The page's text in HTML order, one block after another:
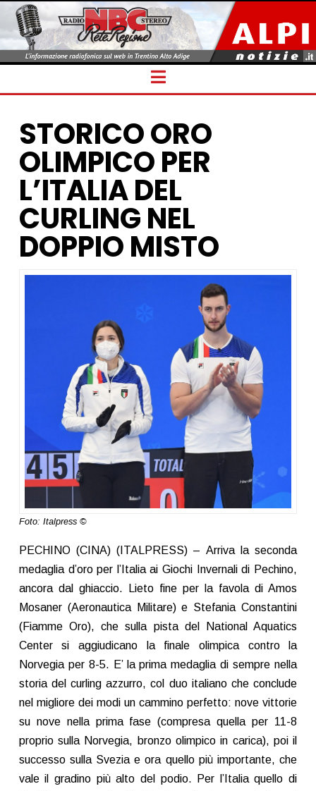
Navigation
STORICO ORO
OLIMPICO PER
L’ITALIA DEL
CURLING NEL
DOPPIO MISTO
Foto: Italpress ©
PECHINO (CINA) (ITALPRESS) – Arriva la seconda
medaglia d’oro per l’Italia ai Giochi Invernali di Pechino,
ancora dal ghiaccio. Lieto fine per la favola di Amos
Mosaner (Aeronautica Militare) e Stefania Constantini
(Fiamme Oro), che sulla pista del National Aquatics
Center si aggiudicano la finale olimpica contro la
Norvegia per 8-5. E’ la prima medaglia di sempre nella
storia del curling azzurro, col duo italiano che conclude
nel migliore dei modi un cammino perfetto: nove vittorie
su nove nella prima fase (compresa quella per 11-8
proprio sulla Norvegia, bronzo olimpico in carica), poi il
successo sulla Svezia e ora quello più importante, che
vale il gradino più alto del podio. Per l’Italia quello di